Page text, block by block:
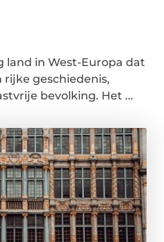
land in West-Europa dat
geschiedenis,
bevolking. Het ...